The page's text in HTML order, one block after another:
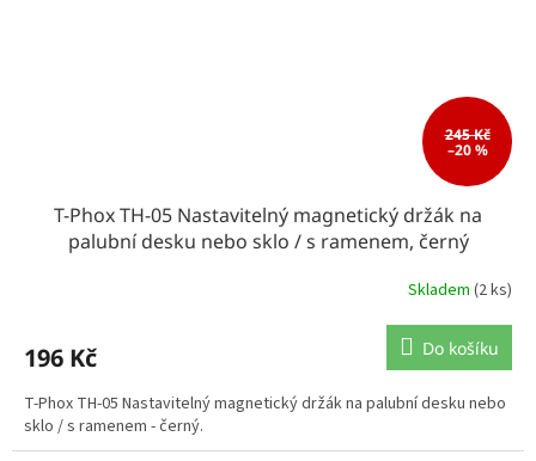
245 Kč
–20 %
T-Phox TH-05 Nastavitelný magnetický držák na
palubní desku nebo sklo / s ramenem, černý
Skladem (2 ks)
196 Kč Do košíku
T-Phox TH-05 Nastavitelný magnetický držák na palubní desku nebo
sklo / s ramenem - černý.